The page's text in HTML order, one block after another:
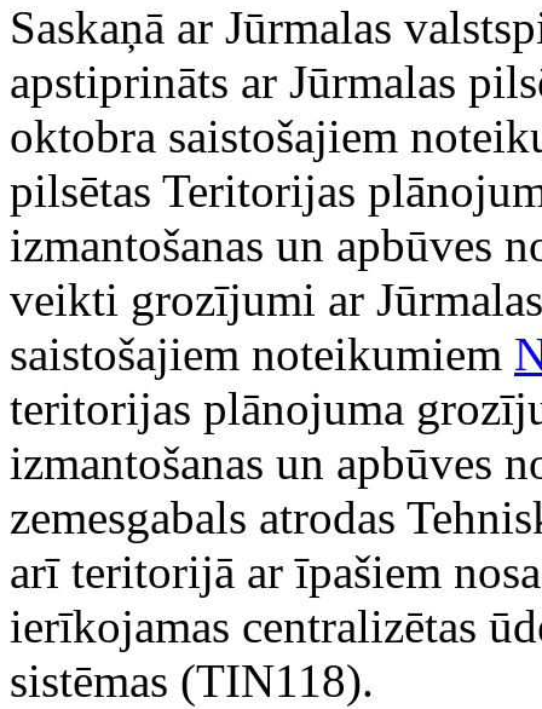
Saskaņā ar Jūrmalas
apstiprināts ar Jūrmalas
oktobra saistošajiem
pilsētas Teritorijas
izmantošanas un apbūves
veikti grozījumi ar
saistošajiem noteikumiem
teritorijas plānojuma
izmantošanas un apbūves
zemesgabals atrodas
arī teritorijā ar īpašiem
ierīkojamas centralizētas
sistēmas (TIN118).